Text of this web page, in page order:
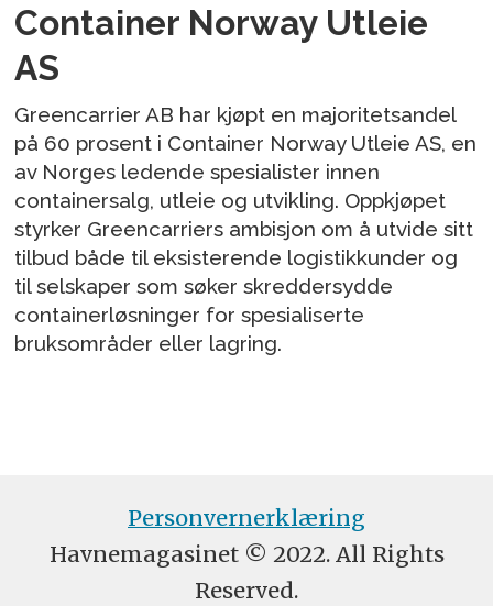
Container Norway Utleie
AS
Greencarrier AB har kjøpt en majoritetsandel
på 60 prosent i Container Norway Utleie AS, en
av Norges ledende spesialister innen
containersalg, utleie og utvikling. Oppkjøpet
styrker Greencarriers ambisjon om å utvide sitt
tilbud både til eksisterende logistikkunder og
til selskaper som søker skreddersydde
containerløsninger for spesialiserte
bruksområder eller lagring.
Personvernerklæring
Havnemagasinet © 2022. All Rights
Reserved.